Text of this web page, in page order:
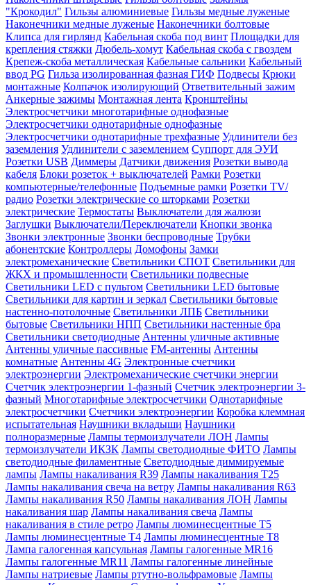
"Крокодил" Гильзы алюминиевые Гильзы медные луженые
Наконечники медные луженые Наконечники болтовые
Клипса для гирлянд Кабельная скоба под винт Площадки для
крепления стяжки Дюбель-хомут Кабельная скоба с гвоздем
Крепеж-скоба металлическая Кабельные сальники Кабельный
ввод PG Гильза изолированная фазная ГИФ Подвесы Крюки
монтажные Колпачок изолирующий Ответвительный зажим
Анкерные зажимы Монтажная лента Кронштейны
Электросчетчики многотарифные однофазные
Электросчетчики однотарифные однофазные
Электросчетчики однотарифные трехфазные Удлинители без
заземления Удлинители с заземлением Суппорт для ЭУИ
Розетки USB Диммеры Датчики движения Розетки вывода
кабеля Блоки розеток + выключателей Рамки Розетки
компьютерные/телефонные Подъемные рамки Розетки TV/
радио Розетки электрические со шторками Розетки
электрические Термостаты Выключатели для жалюзи
Заглушки Выключатели/Переключатели Кнопки звонка
Звонки электронные Звонки беспроводные Трубки
абонентские Контроллеры Домофоны Замки
электромеханические Светильники СПОТ Светильники для
ЖКХ и промышленности Светильники подвесные
Светильники LED с пультом Светильники LED бытовые
Светильники для картин и зеркал Светильники бытовые
настенно-потолочные Светильники ЛПБ Светильники
бытовые Светильники НПП Светильники настенные бра
Светильники светодиодные Антенны уличные активные
Антенны уличные пассивные FM-антенны Антенны
комнатные Антенны 4G Электронные счетчики
электроэнергии Электромеханические счетчики энергии
Счетчик электроэнергии 1-фазный Счетчик электроэнергии 3-
фазный Многотарифные электросчетчики Однотарифные
электросчетчики Счетчики электроэнергии Коробка клеммная
испытательная Наушники вкладыши Наушники
полноразмерные Лампы термоизлучатели ЛОН Лампы
термоизлучатели ИКЗК Лампы светодиодные ФИТО Лампы
светодиодные филаментные Светодиодные диммируемые
лампы Лампы накаливания R39 Лампы накаливания T25
Лампы накаливания свеча на ветру Лампы накаливания R63
Лампы накаливания R50 Лампы накаливания ЛОН Лампы
накаливания шар Лампы накаливания свеча Лампы
накаливания в стиле ретро Лампы люминесцентные T5
Лампы люминесцентные T4 Лампы люминесцентные T8
Лампа галогенная капсульная Лампы галогенные MR16
Лампы галогенные MR11 Лампы галогенные линейные
Лампы натриевые Лампы ртутно-вольфрамовые Лампы